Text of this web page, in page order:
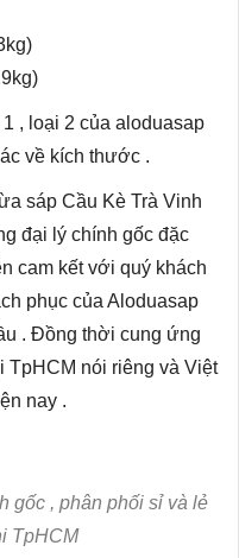
, loại 2 của aloduasap
về kích thước .
sáp Cầu Kè Trà Vinh
đại lý chính gốc đặc
cam kết với quý khách
phục của Aloduasap
. Đồng thời cung ứng
TpHCM nói riêng và Việt
nay .
gốc , phân phối sỉ và lẻ
TpHCM